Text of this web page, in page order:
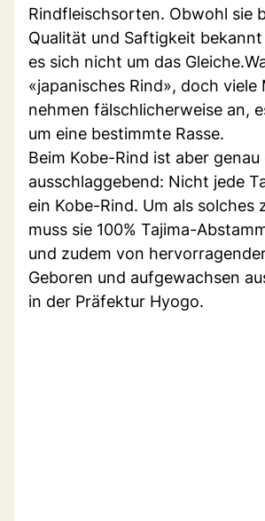
Rindfleischsorten. Obwohl sie
Qualität und Saftigkeit
es sich nicht um das
«japanisches Rind», doch viele
nehmen fälschlicherweise an,
um eine bestimmte Rasse.
Beim Kobe-Rind ist aber genau
ausschlaggebend: Nicht jede
ein Kobe-Rind. Um als solches
muss sie 100% Tajima-
und zudem von
Geboren und aufgewachsen
in der Präfektur Hyogo.